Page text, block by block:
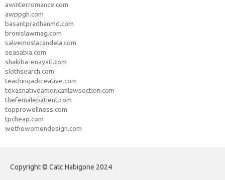
awinterromance.com
awppgh.com
basantpradhanmd.com
bronislawmag.com
salvemoslacandela.com
seasabia.com
shakiba-enayati.com
slothsearch.com
teachingadcreative.com
texasnativeamericanlawsection.com
thefemalepatient.com
topprowellness.com
tpcheap.com
wethewomendesign.com
Copyright © Catc Habigone 2024